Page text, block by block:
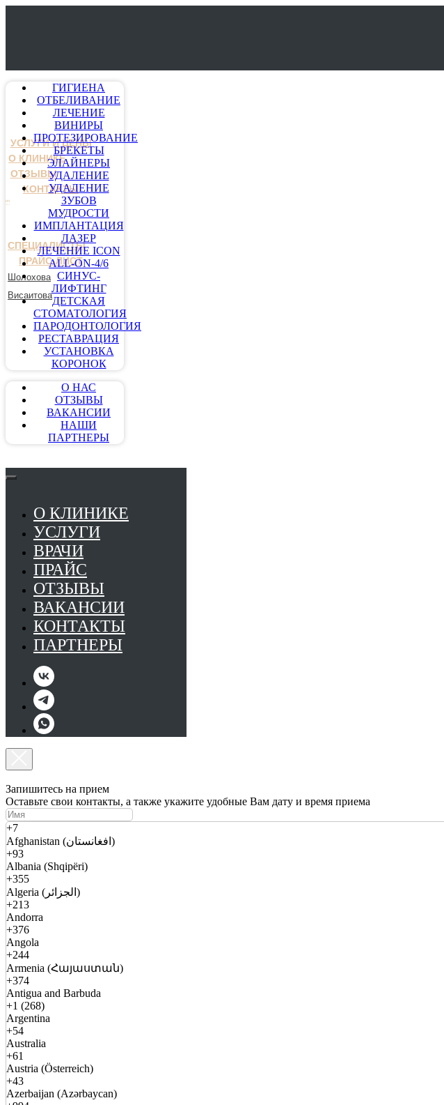
УСЛУГИ И ЦЕНЫ
О КЛИНИКЕ
ОТЗЫВЫ
КОНТАКТЫ
СПЕЦИАЛИСТЫ
ПРАЙС-ЛИСТ
Шолохова
Висаитова
ГИГИЕНА
ОТБЕЛИВАНИЕ
ЛЕЧЕНИЕ
ВИНИРЫ
ПРОТЕЗИРОВАНИЕ
БРЕКЕТЫ
ЭЛАЙНЕРЫ
УДАЛЕНИЕ
УДАЛЕНИЕ
ЗУБОВ
МУДРОСТИ
ИМПЛАНТАЦИЯ
ЛАЗЕР
ЛЕЧЕНИЕ ICON
ALL-ON-4/6
СИНУС-
ЛИФТИНГ
ДЕТСКАЯ
СТОМАТОЛОГИЯ
ПАРОДОНТОЛОГИЯ
РЕСТАВРАЦИЯ
УСТАНОВКА
КОРОНОК
О НАС
ОТЗЫВЫ
ВАКАНСИИ
НАШИ
ПАРТНЕРЫ
О КЛИНИКЕ
УСЛУГИ
ВРАЧИ
ПРАЙС
ОТЗЫВЫ
ВАКАНСИИ
КОНТАКТЫ
ПАРТНЕРЫ
Запишитесь на прием
Оставьте свои контакты, а также укажите удобные Вам дату и время приема
+7
Afghanistan (افغانستان)
+93
Albania (Shqipëri)
+355
Algeria (الجزائر)
+213
Andorra
+376
Angola
+244
Armenia (Հայաստան)
+374
Antigua and Barbuda
+1 (268)
Argentina
+54
Australia
+61
Austria (Österreich)
+43
Azerbaijan (Azərbaycan)